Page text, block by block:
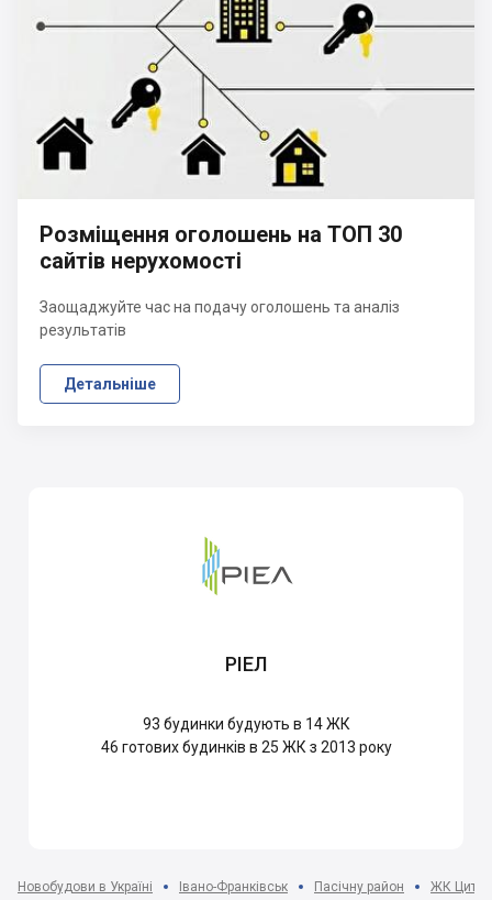
Розміщення оголошень на ТОП 30
сайтів нерухомості
Заощаджуйте час на подачу оголошень та аналіз
результатів
Детальніше
РІЕЛ
93 будинки будують в 14 ЖК
46 готових будинків в 25 ЖК з 2013 року
Новобудови в Україні Івано-Франківськ Пасічну район ЖК